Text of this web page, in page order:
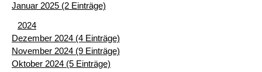
Januar 2025 (2 Einträge)
2024
Dezember 2024 (4 Einträge)
November 2024 (9 Einträge)
Oktober 2024 (5 Einträge)